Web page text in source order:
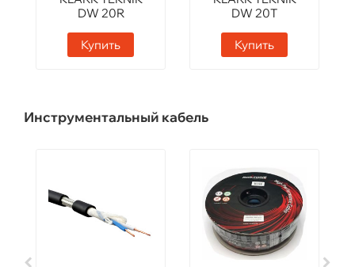
DW 20R
Купить
DW 20T
Купить
Инструментальный кабель